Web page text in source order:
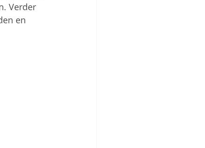
Verder
en